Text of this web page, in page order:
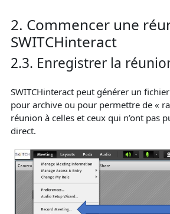
2. Commencer une
SWITCHinteract
2.3. Enregistrer la
SWITCHinteract peut générer un
pour archive ou pour permettre de «
réunion à celles et ceux qui n’ont pas
direct.